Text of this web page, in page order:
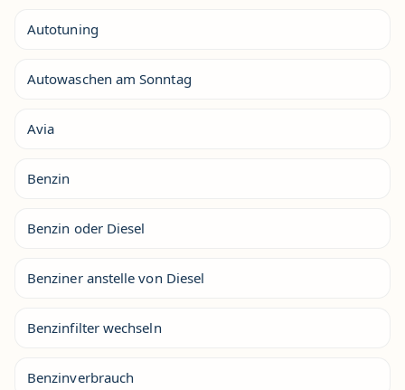
Autotuning
Autowaschen am Sonntag
Avia
Benzin
Benzin oder Diesel
Benziner anstelle von Diesel
Benzinfilter wechseln
Benzinverbrauch